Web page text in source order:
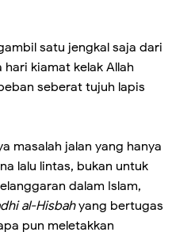
satu jengkal saja dari
kiamat kelak Allah
seberat tujuh lapis
masalah jalan yang hanya
lalu lintas, bukan untuk
dalam Islam,
al-Hisbahyang bertugas
pun meletakkan